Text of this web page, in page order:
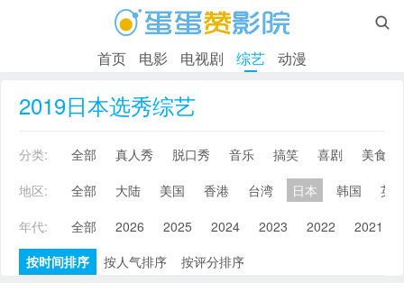

首页 电影 电视剧 综艺 动漫
2019日本选秀综艺
分类: 全部 真人秀 脱口秀 音乐 搞笑 喜剧
美食
地区:
全部 大陆 美国 香港 台湾 日本 韩国
英
年代:
全部 2026 2025 2024 2023 2022 2021
按时间排序
按人气排序 按评分排序